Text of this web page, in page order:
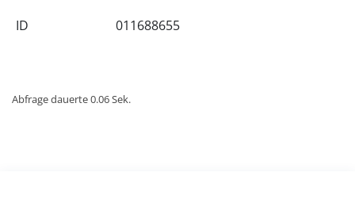
ID 011688655
Abfrage dauerte 0.06 Sek.